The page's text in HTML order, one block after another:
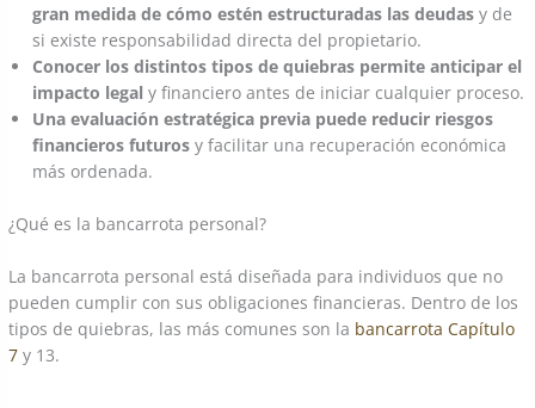
gran medida de cómo estén estructuradas las deudasy de
si existe responsabilidad directa del propietario.
Conocer los distintos tipos de quiebras permite anticipar el
impacto legal y financiero antes de iniciar cualquier proceso.
Una evaluación estratégica previa puede reducir riesgos
financieros futurosy facilitar una recuperación económica
más ordenada.
¿Qué es la bancarrota personal?
La bancarrota personal está diseñada para individuos que no
pueden cumplir con sus obligaciones financieras. Dentro de los
tipos de quiebras, las más comunes son la bancarrota Capítulo
7 y 13.